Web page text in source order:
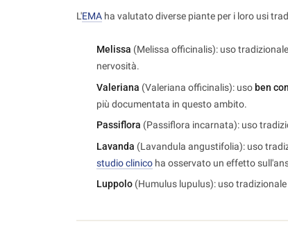
L'EMA ha valutato diverse piante per i loro usi
Melissa (Melissa officinalis): uso
nervosità.
Valeriana (Valeriana officinalis): uso ben
più documentata in questo ambito.
Passiflora (Passiflora incarnata): uso
Lavanda (Lavandula angustifolia): uso
studio clinico ha osservato un effetto
Luppolo (Humulus lupulus): uso